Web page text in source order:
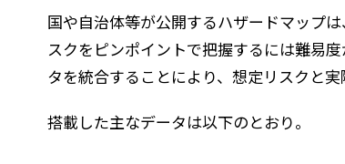
国や自治体等が公開するハザードマップ
スクをピンポイントで把握するには難易
タを統合することにより、想定リスクと
搭載した主なデータは以下のとおり。